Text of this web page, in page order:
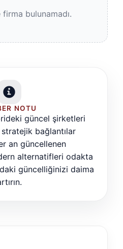
bulunamadı.
NOTU
güncel şirketleri
bağlantılar
an güncellenen
alternatifleri odakta
güncelliğinizi daima